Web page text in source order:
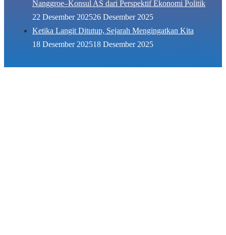
Nanggroe–Konsul AS dari Perspektif Ekonomi Politik
22 Desember 202526 Desember 2025
Ketika Langit Ditutup, Sejarah Mengingatkan Kita
18 Desember 202518 Desember 2025